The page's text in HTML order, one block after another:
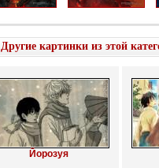
Другие картинки из этой
Йорозуя